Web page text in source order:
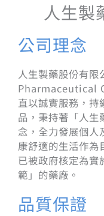
人生製
公司理念
人生製藥股份有
Pharmaceutical
直以誠實服務，持
品，秉持著「人生
念，全力發展個人
康舒適的生活作為
已被政府核定為實
範」的藥廠。
品質保證